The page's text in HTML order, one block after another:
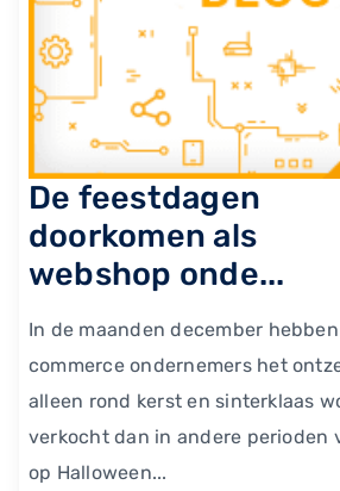
De feestdagen
doorkomen als
webshop onde...
In de maanden december
commerce ondernemers het
alleen rond kerst en sinterklaas
verkocht dan in andere perioden
op Halloween...